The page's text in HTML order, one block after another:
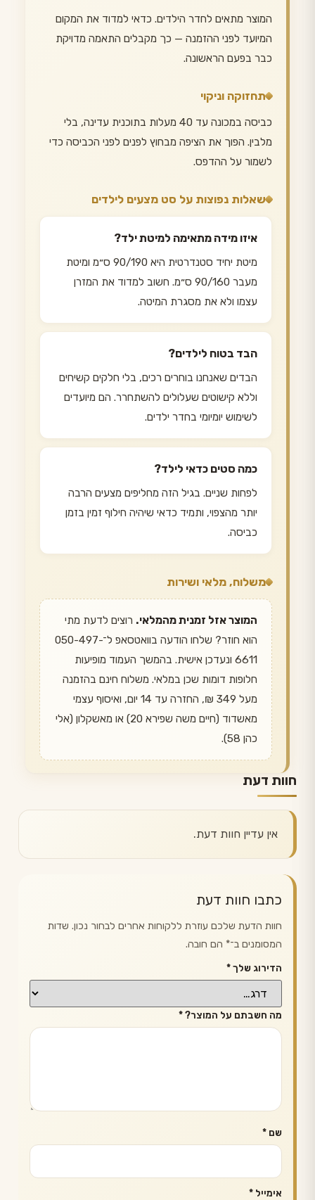
המוצר מתאים לחדר הילדים. כדאי למדוד את המקום
המיועד לפני ההזמנה — כך מקבלים התאמה מדויקת
כבר בפעם הראשונה.
תחזוקה וניקוי
כביסה במכונה עד 40 מעלות בתוכנית עדינה, בלי
מלבין. הפוך את הציפה מבחוץ לפנים לפני הכביסה כדי
לשמור על ההדפס.
שאלות נפוצות על סט מצעים לילדים
איזו מידה מתאימה למיטת ילד?
מיטת יחיד סטנדרטית היא 90/190 ס״מ ומיטת
מעבר 90/160 ס״מ. חשוב למדוד את המזרן
עצמו ולא את מסגרת המיטה.
הבד בטוח לילדים?
הבדים שאנחנו בוחרים רכים, בלי חלקים קשיחים
וללא קישוטים שעלולים להשתחרר. הם מיועדים
לשימוש יומיומי בחדר ילדים.
כמה סטים כדאי לילד?
לפחות שניים. בגיל הזה מחליפים מצעים הרבה
יותר מהצפוי, ותמיד כדאי שיהיה חילוף זמין בזמן
כביסה.
משלוח, מלאי ושירות
המוצר אזל זמנית מהמלאי. רוצים לדעת מתי
הוא חוזר? שלחו הודעה בוואטסאפ ל־050-497-
6611 ונעדכן אישית. בהמשך העמוד מופיעות
חלופות דומות שכן במלאי. משלוח חינם בהזמנה
מעל 349 ₪, החזרה עד 14 יום, ואיסוף עצמי
מאשדוד (חיים משה שפירא 20) או מאשקלון (אלי
כהן 58).
חוות דעת
אין עדיין חוות דעת.
כתבו חוות דעת
חוות הדעת שלכם עוזרת ללקוחות אחרים לבחור נכון. שדות
המסומנים ב־* הם חובה.
הדירוג שלך*
מה חשבתם על המוצר?*
שם *
אימייל *